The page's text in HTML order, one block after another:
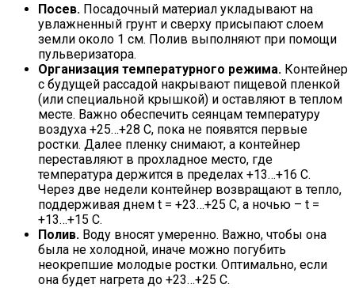
Посев. Посадочный материал укладывают на
увлажненный грунт и сверху присыпают слоем
земли около 1 см. Полив выполняют при помощи
пульверизатора.
Организация температурного режима. Контейнер
с будущей рассадой накрывают пищевой пленкой
(или специальной крышкой) и оставляют в теплом
месте. Важно обеспечить сеянцам температуру
воздуха +25…+28 С, пока не появятся первые
ростки. Далее пленку снимают, а контейнер
переставляют в прохладное место, где
температура держится в пределах +13…+16 С.
Через две недели контейнер возвращают в тепло,
поддерживая днем t = +23…+25 С, а ночью – t =
+13…+15 С.
Полив. Воду вносят умеренно. Важно, чтобы она
была не холодной, иначе можно погубить
неокрепшие молодые ростки. Оптимально, если
она будет нагрета до +23…+25 С.